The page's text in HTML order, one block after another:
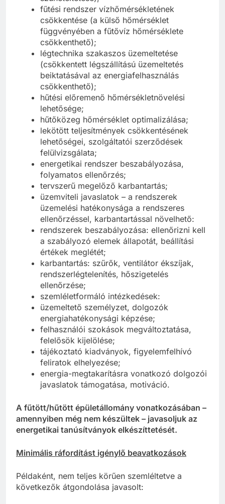
fűtési rendszer vízhőmérsékletének
csökkentése (a külső hőmérséklet
függvényében a fűtővíz hőmérséklete
csökkenthető);
légtechnika szakaszos üzemeltetése
(csökkentett légszállítású üzemeltetés
beiktatásával az energiafelhasználás
csökkenthető);
hűtési előremenő hőmérsékletnövelési
lehetősége;
hűtőközeg hőmérséklet optimalizálása;
lekötött teljesítmények csökkentésének
lehetőségei, szolgáltatói szerződések
felülvizsgálata;
energetikai rendszer beszabályozása,
folyamatos ellenőrzés;
tervszerű megelőző karbantartás;
üzemviteli javaslatok – a rendszerek
üzemelési hatékonysága a rendszeres
ellenőrzéssel, karbantartással növelhető:
rendszerek beszabályozása: ellenőrizni kell
a szabályozó elemek állapotát, beállítási
értékek meglétét;
karbantartás: szűrők, ventilátor ékszíjak,
rendszerlégtelenítés, hőszigetelés
ellenőrzése;
szemléletformáló intézkedések:
üzemeltető személyzet, dolgozók
energiahatékonysági képzése;
felhasználói szokások megváltoztatása,
felelősök kijelölése;
tájékoztató kiadványok, figyelemfelhívó
feliratok elhelyezése;
energia-megtakarításra vonatkozó dolgozói
javaslatok támogatása, motiváció.
A fűtött/hűtött épületállomány vonatkozásában –
amennyiben még nem készültek – javasoljuk az
energetikai tanúsítványok elkészíttetését.
Minimális ráfordítást igénylő beavatkozások
Példaként, nem teljes körűen szemléltetve a
következők átgondolása javasolt: